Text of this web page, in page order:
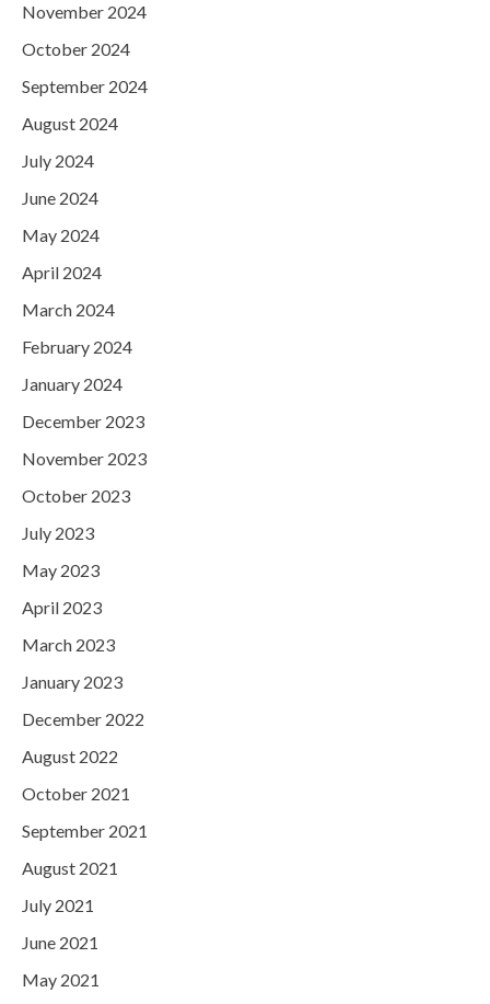
November 2024
October 2024
September 2024
August 2024
July 2024
June 2024
May 2024
April 2024
March 2024
February 2024
January 2024
December 2023
November 2023
October 2023
July 2023
May 2023
April 2023
March 2023
January 2023
December 2022
August 2022
October 2021
September 2021
August 2021
July 2021
June 2021
May 2021